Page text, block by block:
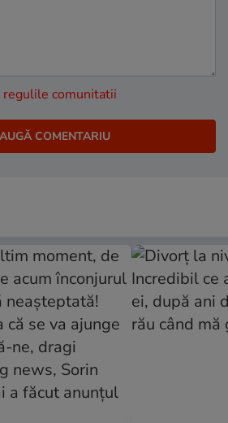
regulile comunitatii